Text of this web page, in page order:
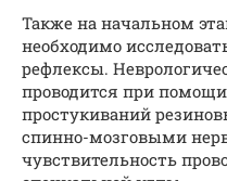
Также на начальном
необходимо
рефлексы.
проводится при
простукиваний
спинно-мозговыми
чувствительность